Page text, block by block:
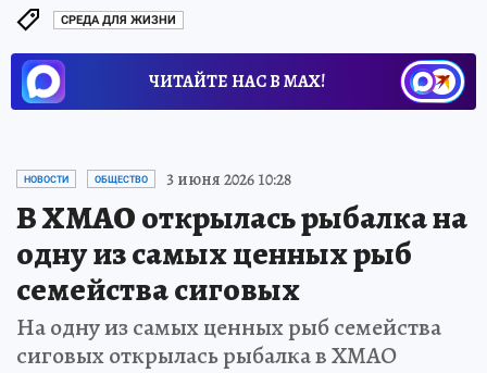
СРЕДА ДЛЯ ЖИЗНИ
ЧИТАЙТЕ НАС В МАХ!
НОВОСТИ ОБЩЕСТВО 3 июня 2026 10:28
В ХМАО открылась рыбалка на
одну из самых ценных рыб
семейства сиговых
На одну из самых ценных рыб семейства
сиговых открылась рыбалка в ХМАО